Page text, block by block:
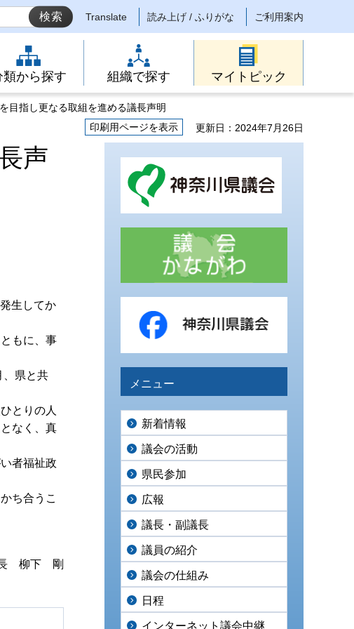
Translate 読み上げ / ふりがな ご利用案内
類から探す 組織で探す マイトピック
目指し更なる取組を進める議長声明
印刷用ページを表示
更新日：2024年7月26日
声
生してか
もに、事
、県と共
とりの人
なく、真
者福祉政
ち合うこ
長 柳下 剛
メニュー
新着情報
議会の活動
県民参加
広報
議長・副議長
議員の紹介
議会の仕組み
日程
インターネット議会中継